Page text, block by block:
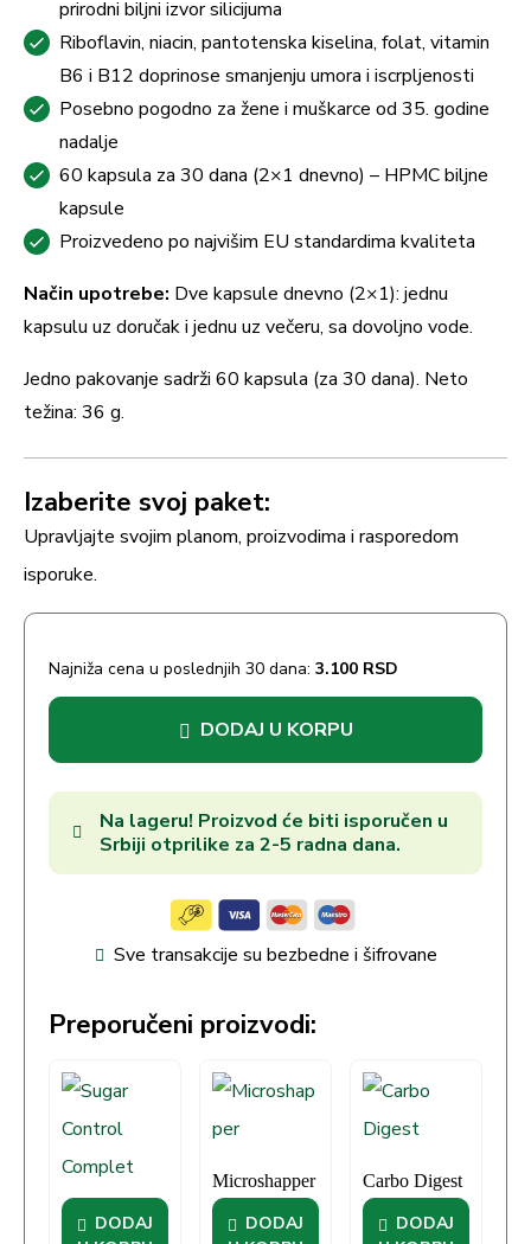
prirodni biljni izvor silicijuma
Riboflavin, niacin, pantotenska kiselina, folat, vitamin
B6 i B12 doprinose smanjenju umora i iscrpljenosti
Posebno pogodno za žene i muškarce od 35. godine
nadalje
60 kapsula za 30 dana (2×1 dnevno) – HPMC biljne
kapsule
Proizvedeno po najvišim EU standardima kvaliteta
Način upotrebe: Dve kapsule dnevno (2×1): jednu
kapsulu uz doručak i jednu uz večeru, sa dovoljno vode.
Jedno pakovanje sadrži 60 kapsula (za 30 dana). Neto
težina: 36 g.
Izaberite svoj paket:
Upravljajte svojim planom, proizvodima i rasporedom
isporuke.
Najniža cena u poslednjih 30 dana: 3.100 RSD
DODAJ U KORPU
Na lageru! Proizvod će biti isporučen u
Srbiji otprilike za 2-5 radna dana.
Sve transakcije su bezbedne i šifrovane
Preporučeni proizvodi:
Sugar Control
DODAJ
Microshapper
DODAJ
Carbo Digest
DODAJ